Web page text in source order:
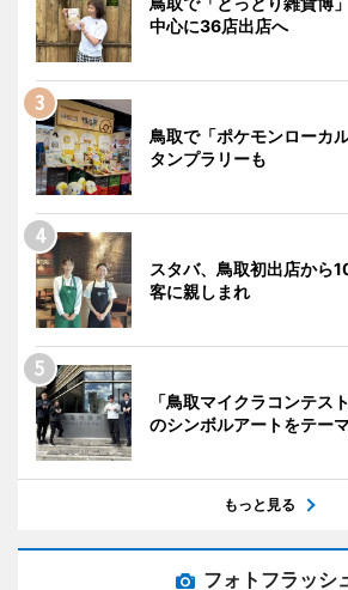
中心に36店出店へ
鳥取で「ポケモンロー
タンプラリーも
スタバ、鳥取初出店から
客に親しまれ
「鳥取マイクラコンテ
のシンボルアートをテー
もっと見る
フォトフラッシ